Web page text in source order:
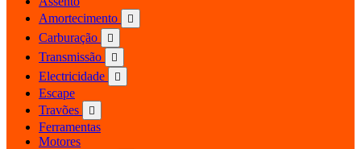
Amortecimento

Carburação 
Transmissão 
Electricidade 
Escape
Travões

Ferramentas
Motores